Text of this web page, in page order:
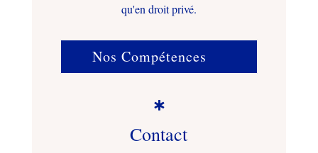
qu'en droit privé.
Nos Compétences

Contact